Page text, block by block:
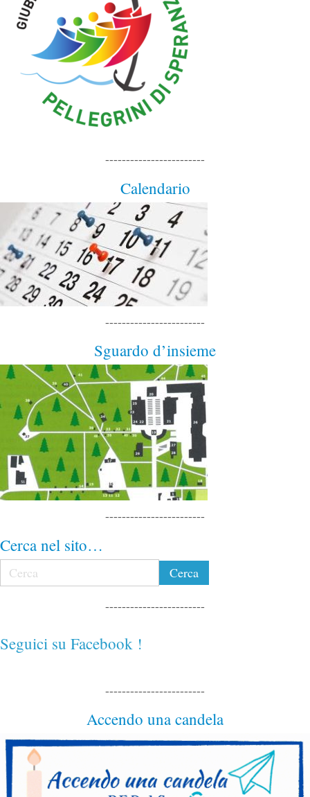
------------------------
Calendario
------------------------
Sguardo d’insieme
------------------------
Cerca nel sito…
------------------------
Seguici su Facebook !
------------------------
Accendo una candela